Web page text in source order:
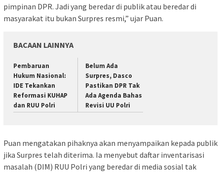
pimpinan DPR. Jadi yang beredar di publik atau beredar di
masyarakat itu bukan Surpres resmi,” ujar Puan.
BACAAN LAINNYA
Pembaruan
Hukum Nasional:
IDE Tekankan
Reformasi KUHAP
dan RUU Polri
Belum Ada
Surpres, Dasco
Pastikan DPR Tak
Ada Agenda Bahas
Revisi UU Polri
Puan mengatakan pihaknya akan menyampaikan kepada publik
jika Surpres telah diterima. Ia menyebut daftar inventarisasi
masalah (DIM) RUU Polri yang beredar di media sosial tak